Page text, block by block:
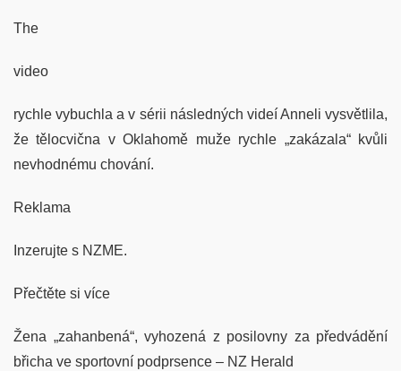
The
video
rychle vybuchla a v sérii následných videí Anneli vysvětlila,
že tělocvična v Oklahomě muže rychle „zakázala“ kvůli
nevhodnému chování.
Reklama
Inzerujte s NZME.
Přečtěte si více
Žena „zahanbená“, vyhozená z posilovny za předvádění
břicha ve sportovní podprsence – NZ Herald